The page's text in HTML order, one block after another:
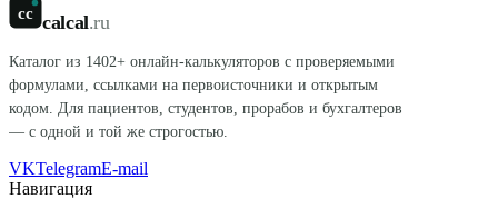
cc calcal.ru
Каталог из 1402+ онлайн-калькуляторов с проверяемыми
формулами, ссылками на первоисточники и открытым
кодом. Для пациентов, студентов, прорабов и бухгалтеров
— с одной и той же строгостью.
VKTelegramE-mail
Навигация